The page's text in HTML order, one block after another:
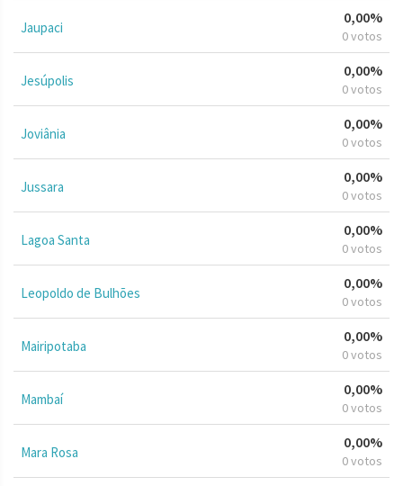
Jaupaci
0,00%
0 votos
Jesúpolis
0,00%
0 votos
Joviânia
0,00%
0 votos
Jussara
0,00%
0 votos
Lagoa Santa
0,00%
0 votos
Leopoldo de Bulhões
0,00%
0 votos
Mairipotaba
0,00%
0 votos
Mambaí
0,00%
0 votos
Mara Rosa
0,00%
0 votos